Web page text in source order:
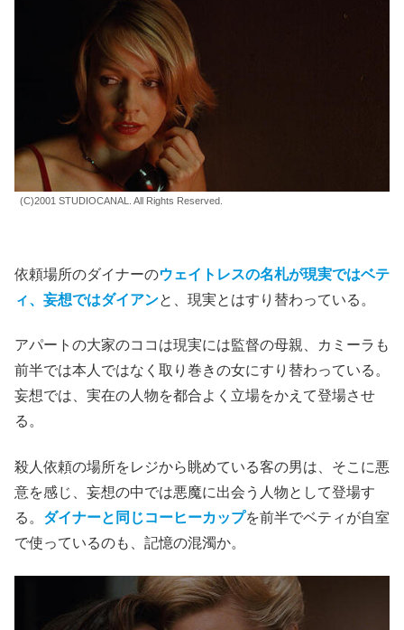
(C)2001 STUDIOCANAL. All Rights Reserved.
依頼場所のダイナーのウェイトレスの名札が現実ではベテ
ィ、妄想ではダイアンと、現実とはすり替わっている。
アパートの大家のココは現実には監督の母親、カミーラも
前半では本人ではなく取り巻きの女にすり替わっている。
妄想では、実在の人物を都合よく立場をかえて登場させ
る。
殺人依頼の場所をレジから眺めている客の男は、そこに悪
意を感じ、妄想の中では悪魔に出会う人物として登場す
る。 ダイナーと同じコーヒーカップを前半でベティが自室
で使っているのも、記憶の混濁か。